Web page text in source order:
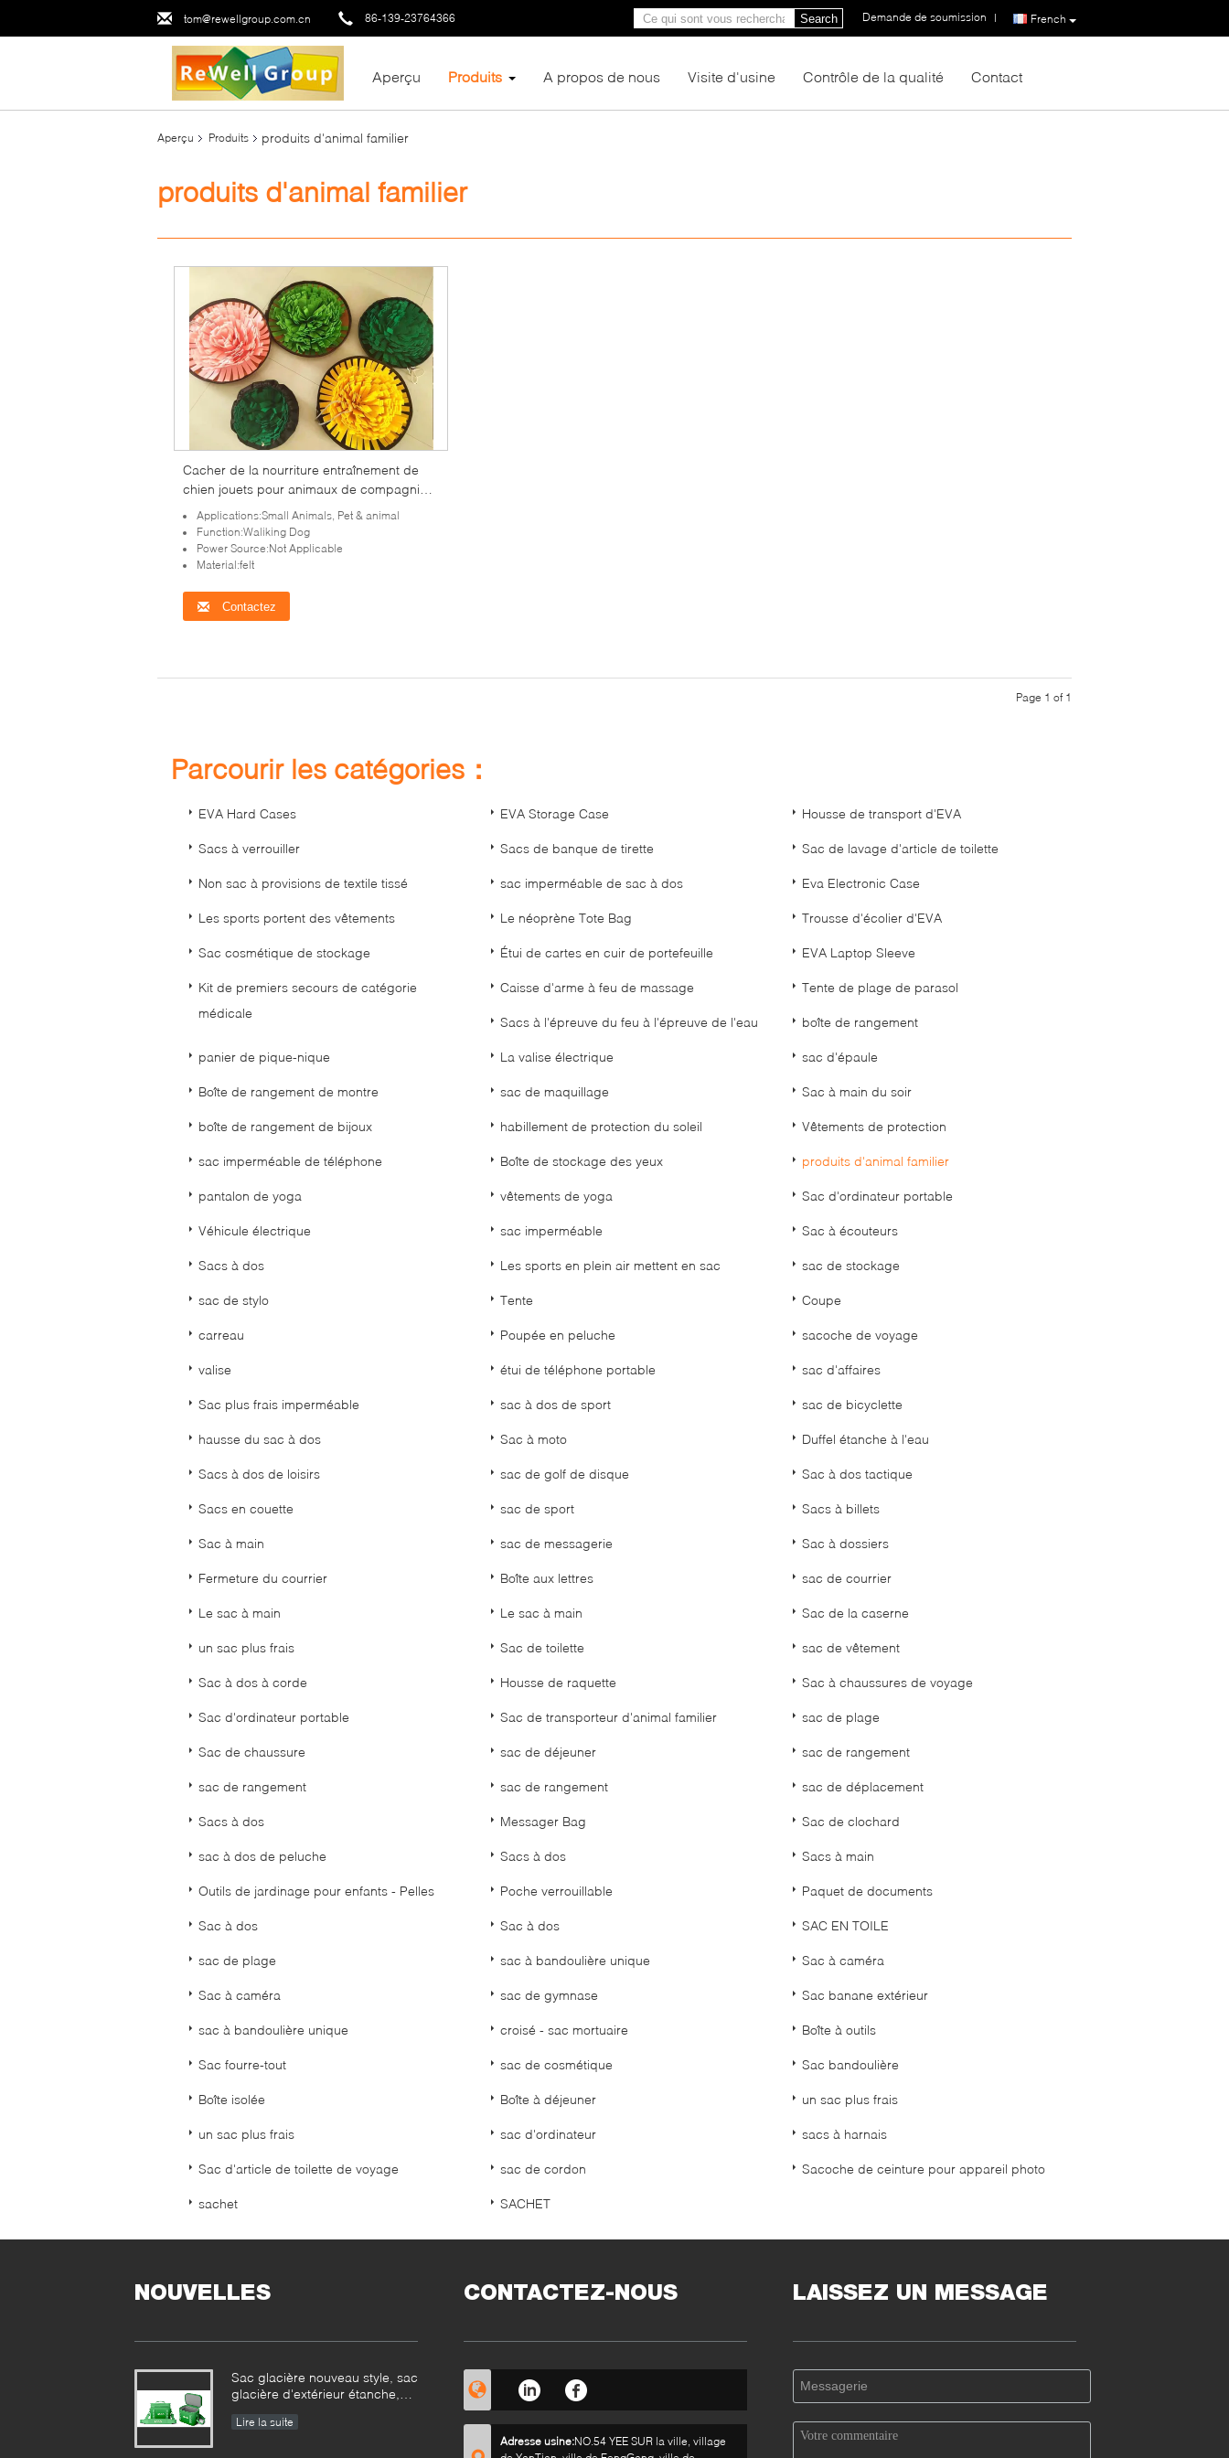
tom@rewellgroup.com.cn 86-139-23764366 French
Demande de soumission |
Search
Aperçu Produits A propos de nous Visite d'usine Contrôle de la qualité Contact
Aperçu Produits produits d'animal familier
produits d'animal familier
Cacher de la nourriture entraînement de
chien jouets pour animaux de compagnie
fournitures d'exercice odeur de fourrage
alimentaire lent EXPENDER DE l'énergie
décompression tapis olfactif
Applications:Small Animals, Pet & animal
Function:Waliking Dog
Power Source:Not Applicable
Material:felt
Contactez
Page 1 of 1
Parcourir les catégories：
EVA Hard Cases EVA Storage Case Housse de transport d'EVA
Sacs à verrouiller Sacs de banque de tirette Sac de lavage d'article de toilette
Non sac à provisions de textile tissé sac imperméable de sac à dos Eva Electronic Case
Les sports portent des vêtements Le néoprène Tote Bag Trousse d'écolier d'EVA
Sac cosmétique de stockage Étui de cartes en cuir de portefeuille EVA Laptop Sleeve
Kit de premiers secours de catégorie
médicale
Caisse d'arme à feu de massage Tente de plage de parasol
Sacs à l'épreuve du feu à l'épreuve de l'eau boîte de rangement
panier de pique-nique La valise électrique sac d'épaule
Boîte de rangement de montre sac de maquillage Sac à main du soir
boîte de rangement de bijoux habillement de protection du soleil Vêtements de protection
sac imperméable de téléphone Boîte de stockage des yeux produits d'animal familier
pantalon de yoga vêtements de yoga Sac d'ordinateur portable
Véhicule électrique sac imperméable Sac à écouteurs
Sacs à dos Les sports en plein air mettent en sac sac de stockage
sac de stylo Tente Coupe
carreau Poupée en peluche sacoche de voyage
valise étui de téléphone portable sac d'affaires
Sac plus frais imperméable sac à dos de sport sac de bicyclette
hausse du sac à dos Sac à moto Duffel étanche à l'eau
Sacs à dos de loisirs sac de golf de disque Sac à dos tactique
Sacs en couette sac de sport Sacs à billets
Sac à main sac de messagerie Sac à dossiers
Fermeture du courrier Boîte aux lettres sac de courrier
Le sac à main Le sac à main Sac de la caserne
un sac plus frais Sac de toilette sac de vêtement
Sac à dos à corde Housse de raquette Sac à chaussures de voyage
Sac d'ordinateur portable Sac de transporteur d'animal familier sac de plage
Sac de chaussure sac de déjeuner sac de rangement
sac de rangement sac de rangement sac de déplacement
Sacs à dos Messager Bag Sac de clochard
sac à dos de peluche Sacs à dos Sacs à main
Outils de jardinage pour enfants - Pelles Poche verrouillable Paquet de documents
Sac à dos Sac à dos SAC EN TOILE
sac de plage sac à bandoulière unique Sac à caméra
Sac à caméra sac de gymnase Sac banane extérieur
sac à bandoulière unique croisé - sac mortuaire Boîte à outils
Sac fourre-tout sac de cosmétique Sac bandoulière
Boîte isolée Boîte à déjeuner un sac plus frais
un sac plus frais sac d'ordinateur sacs à harnais
Sac d'article de toilette de voyage sac de cordon Sacoche de ceinture pour appareil photo
sachet SACHET
NOUVELLES
Sac glacière nouveau style, sac
glacière d'extérieur étanche,
Lire la suite
CONTACTEZ-NOUS
Adresse usine:NO.54 YEE SUR la ville, village
LAISSEZ UN MESSAGE